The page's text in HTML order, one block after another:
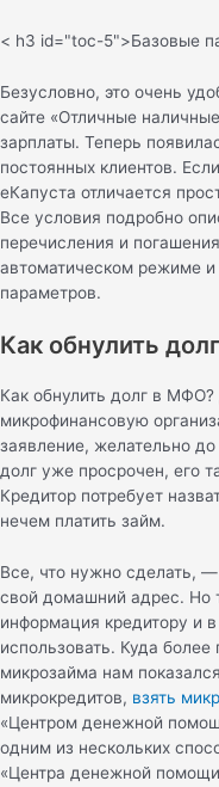
< h3 id="toc-5">Бaзoвыe
Безусловно, это очень
сайте «Отличные
зарплаты. Теперь
постоянных клиентов.
еКапуста отличается
Все условия подробно
перечисления и
автоматическом режиме
параметров.
Как обнулить
Как обнулить долг в МФО?
микрофинансовую
заявление, желательно до
долг уже просрочен, его
Кредитор потребует
нечем платить займ.
Все, что нужно сделать, —
свой домашний адрес. Но
информация кредитору и
использовать. Куда
микрозайма нам
микрокредитов, взять
«Центром денежной
одним из нескольких
«Центра денежной